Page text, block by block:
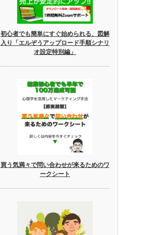
初心者でも簡単にすぐ始められる、図解
入り「エルぞうアップロード手順シナリ
オ設定特別編」
買う気満々で問い合わせが来るためのワ
ークシート